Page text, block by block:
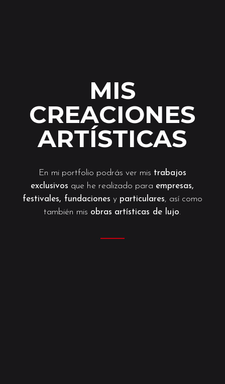
MIS
CREACIONES
ARTÍSTICAS
En mi portfolio podrás ver mis trabajos
exclusivos que he realizado para empresas,
festivales, fundaciones y particulares, así como
también mis obras artísticas de lujo.
———